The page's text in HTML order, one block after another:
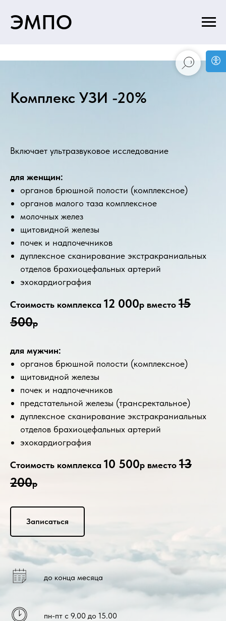
ЭМПО
Комплекс УЗИ -20%
Включает ультразвуковое исследование
для женщин:
органов брюшной полости (комплексное)
органов малого таза комплексное
молочных желез
щитовидной железы
почек и надпочечников
дуплексное сканирование экстракраниальных
отделов брахиоцефальных артерий
эхокардиография
Стоимость комплекса 12 000р вместо 15
500р
для мужчин:
органов брюшной полости (комплексное)
щитовидной железы
почек и надпочечников
предстательной железы (трансректальное)
дуплексное сканирование экстракраниальных
отделов брахиоцефальных артерий
эхокардиография
Стоимость комплекса 10 500р вместо 13
200р
Записаться
до конца месяца
пн-пт с 9.00 до 15.00